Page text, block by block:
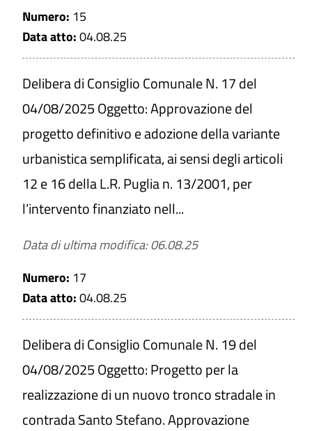
Data atto
Da
a
CERCA
PULISCI
Numero: 15
Data atto:04.08.25
Delibera di Consiglio Comunale N. 17 del
04/08/2025 Oggetto: Approvazione del
progetto definitivo e adozione della variante
urbanistica semplificata, ai sensi degli articoli
12 e 16 della L.R. Puglia n. 13/2001, per
l’intervento finanziato nell...
Data di ultima modifica: 06.08.25
Numero: 17
Data atto:04.08.25
Delibera di Consiglio Comunale N. 19 del
04/08/2025 Oggetto: Progetto per la
realizzazione di un nuovo tronco stradale in
contrada Santo Stefano. Approvazione